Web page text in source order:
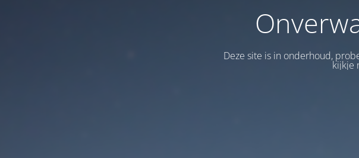
Deze site is in onderhoud,
kijkje